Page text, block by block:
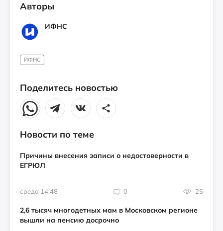
Авторы
ИФНС
ИФНС
Поделитесь новостью
Новости по теме
Причины внесения записи о недостоверности в
ЕГРЮЛ
среда 14:48 0 25
2,6 тысяч многодетных мам в Московском регионе
вышли на пенсию досрочно